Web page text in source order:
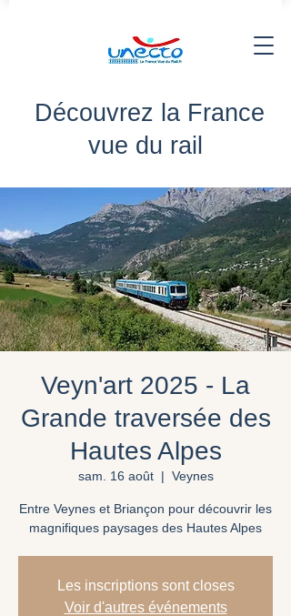
Découvrez la France
vue du rail
Veyn'art 2025 - La
Grande traversée des
Hautes Alpes
sam. 16 août
  |
Veynes
Entre Veynes et Briançon pour découvrir les
magnifiques paysages des Hautes Alpes
Les inscriptions sont closes
Voir d'autres événements